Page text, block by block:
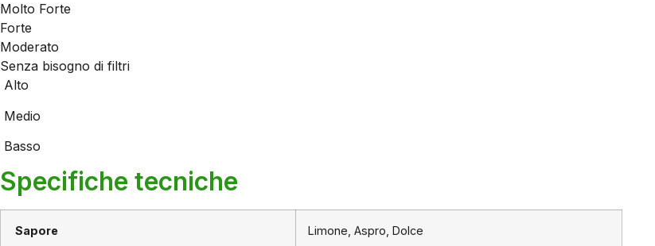
Molto Forte
Forte
Moderato
Senza bisogno di filtri
Alto
Medio
Basso
Specifiche tecniche
Sapore Limone, Aspro, Dolce